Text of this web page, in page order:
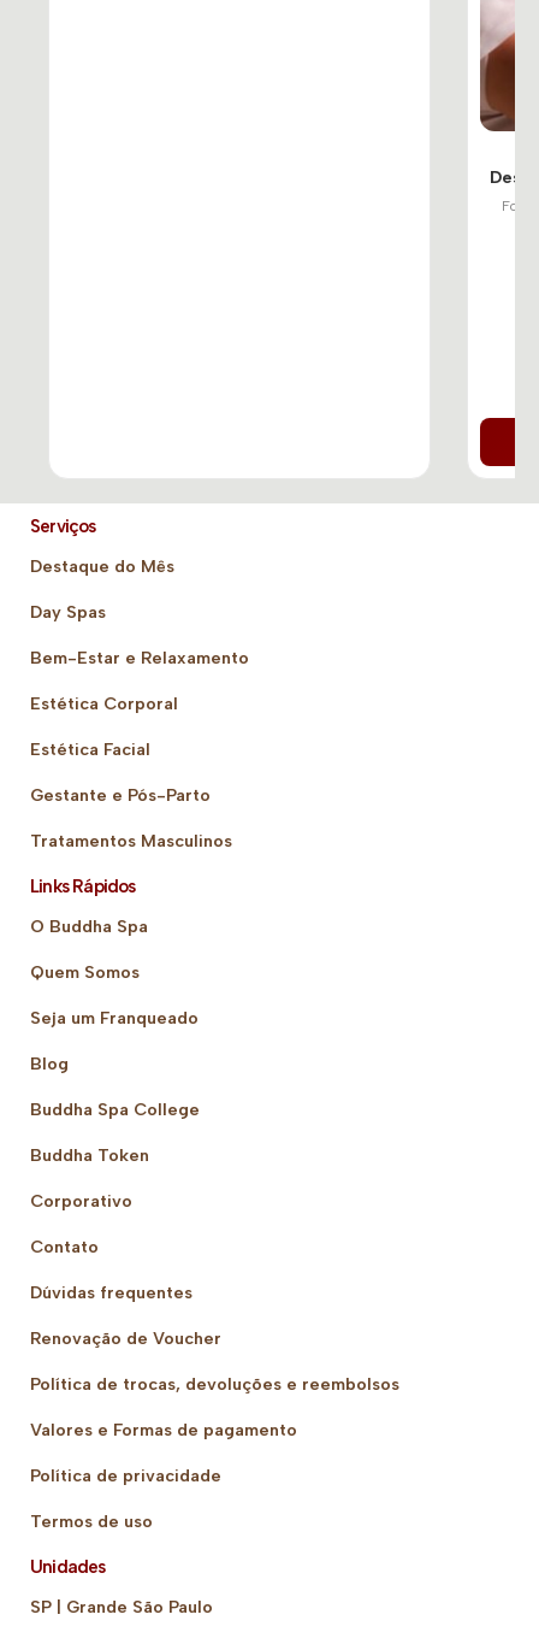
Serviços
Destaque do Mês
Day Spas
Bem-Estar e Relaxamento
Estética Corporal
Estética Facial
Gestante e Pós-Parto
Tratamentos Masculinos
Links Rápidos
O Buddha Spa
Quem Somos
Seja um Franqueado
Blog
Buddha Spa College
Buddha Token
Corporativo
Contato
Dúvidas frequentes
Renovação de Voucher
Política de trocas, devoluções e reembolsos
Valores e Formas de pagamento
Política de privacidade
Termos de uso
Unidades
SP | Grande São Paulo